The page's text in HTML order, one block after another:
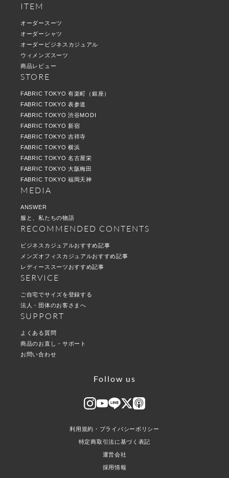
ITEM
オーダースーツ
オーダーシャツ
オーダービジネスカジュアル
ウィメンズスーツ
商品レビュー
STORE
FABRIC TOKYO 有楽町（銀座）
FABRIC TOKYO 表参道
FABRIC TOKYO 渋谷MODI
FABRIC TOKYO 新宿
FABRIC TOKYO 吉祥寺
FABRIC TOKYO 横浜
FABRIC TOKYO 名古屋栄
FABRIC TOKYO 大阪梅田
FABRIC TOKYO 福岡天神
MEDIA
ANSWER
服と、私たちの物語
RECOMMENDED CONTENTS
ビジネスカジュアルおすすめ記事
メンズオフィスカジュアルおすすめ記事
レディーススーツおすすめ記事
SERVICE
ご自宅でサイズを登録する
法人・団体のお客さまへ
SUPPORT
よくある質問
商品のお直し・サポート
お問い合わせ
Follow us
利用規約・プライバシーポリシー
特定商取引法に基づく表記
運営会社
採用情報